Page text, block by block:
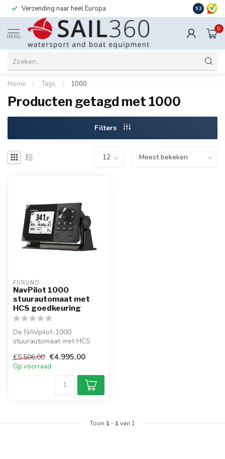
Verzending naar heel Europa Ook
9.3
MENU
0
Home / Tags / 1000
Producten getagd met 1000
Filters
FURUNO
NavPilot 1000
stuurautomaat met
HCS goedkeuring
De NAVpilot-1000
stuurautomaat met HCS
Control System voor...
€5.506,00 €4.995,00
Op voorraad
Toon 1 - 1van 1